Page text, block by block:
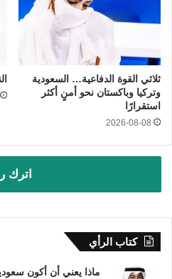
ثلاثي القوة الدفاعية… السعودية
وتركيا وباكستان نحو أمنٍ أكثر
استقرارًا
2026-08-08
اترك
كتاب الرأي
ماذا يعني أن أكون